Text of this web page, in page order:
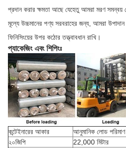
প্রদান করার ক্ষমতা আছে যেহেতু আমরা মরণ
মূল্যে উচ্চমানের পণ্য সরবরাহের জন্য, আমরা
ফিনিসিংয়ের উপর কঠোর তত্ত্বাবধান রাখি।
প্যাকেজিং এবং শিপিংঃ
কন্টেইনারের আকার আনুমানিক লোড পরিমাণ
২০জিপি
22,000 মিটার